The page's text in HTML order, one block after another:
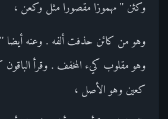
وكئن " مهموزا مقصورا مثل وكعن ،
وهو من كائن حذفت ألفه . وعنه أيضا
وهو مقلوب كيء المخفف . وقرأ الباقون
كعين وهو الأصل ،